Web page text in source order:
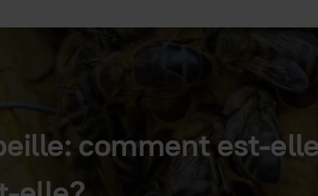
comment est-